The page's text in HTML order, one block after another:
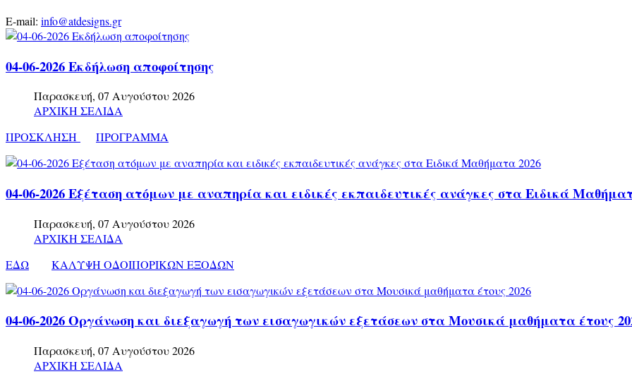
E-mail: info@atdesigns.gr
04-06-2026 Εκδήλωση αποφοίτησης
Παρασκευή, 07 Αυγούστου 2026
ΑΡΧΙΚΗ ΣΕΛΙΔΑ
ΠΡΟΣΚΛΗΣΗ
ΠΡΟΓΡΑΜΜΑ
04-06-2026 Εξέταση ατόμων με αναπηρία και ειδικές εκπαιδευτικές ανάγκες στα Ειδικά
Παρασκευή, 07 Αυγούστου 2026
ΑΡΧΙΚΗ ΣΕΛΙΔΑ
ΕΔΩ
ΚΑΛΥΨΗ ΟΔΟΙΠΟΡΙΚΩΝ ΕΞΟΔΩΝ
04-06-2026 Οργάνωση και διεξαγωγή των εισαγωγικών εξετάσεων στα Μουσικά μαθήματα έτους
Παρασκευή, 07 Αυγούστου 2026
ΑΡΧΙΚΗ ΣΕΛΙΔΑ